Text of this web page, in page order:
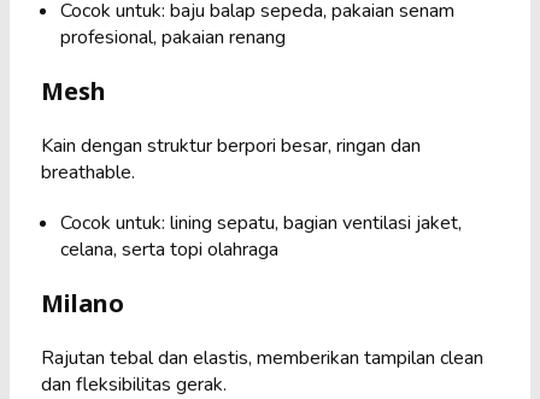
Cocok untuk: baju balap sepeda, pakaian senam
profesional, pakaian renang
Mesh
Kain dengan struktur berpori besar, ringan dan
breathable.
Cocok untuk: lining sepatu, bagian ventilasi jaket,
celana, serta topi olahraga
Milano
Rajutan tebal dan elastis, memberikan tampilan clean
dan fleksibilitas gerak.